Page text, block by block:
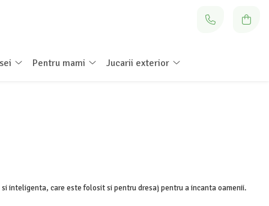
Pentru mami Jucarii exterior
inteligenta, care este folosit si pentru dresaj pentru a incanta oamenii.